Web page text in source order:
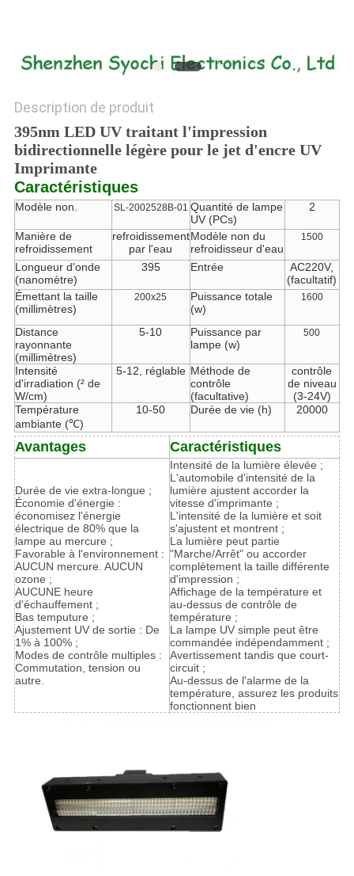
Description de produit
395nm LED UV traitant l'impression
bidirectionnelle légère pour le jet d'encre UV
Imprimante
Caractéristiques
Modèle non. SL-2002528B-01 Quantité de lampe
UV (PCs)
2
Manière de
refroidissement
refroidissement
par l'eau
Modèle non du
refroidisseur d'eau
1500
Longueur d'onde
(nanomètre)
395 Entrée
AC220V,
(facultatif)
Émettant la taille
(millimètres)
200x25
Puissance totale
(w)
1600
Distance
rayonnante
(millimètres)
5-10
Puissance par
lampe (w)
500
Intensité
d'irradiation (² de
W/cm)
5-12, réglable Méthode de
contrôle
(facultative)
contrôle
de niveau
(3-24V)
Température
ambiante (℃)
10-50 Durée de vie (h) 20000
Avantages Caractéristiques
Durée de vie extra-longue ;
Économie d'énergie :
économisez l'énergie
électrique de 80% que la
lampe au mercure ;
Favorable à l'environnement :
AUCUN mercure. AUCUN
ozone ;
AUCUNE heure
d'échauffement ;
Bas temputure ;
Ajustement UV de sortie : De
1% à 100% ;
Modes de contrôle multiples :
Commutation, tension ou
autre.
Intensité de la lumière élevée ;
L'automobile d'intensité de la
lumière ajustent accorder la
vitesse d'imprimante ;
L'intensité de la lumière et soit
s'ajustent et montrent ;
La lumière peut partie
"Marche/Arrêt" ou accorder
complètement la taille différente
d'impression ;
Affichage de la température et
au-dessus de contrôle de
température ;
La lampe UV simple peut être
commandée indépendamment ;
Avertissement tandis que court-
circuit ;
Au-dessus de l'alarme de la
température, assurez les produits
fonctionnent bien